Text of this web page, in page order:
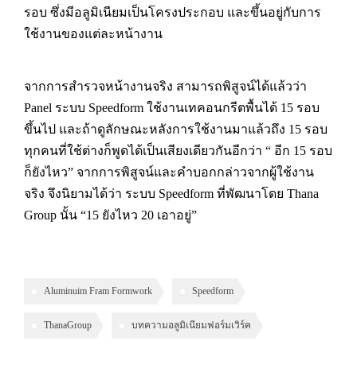
รอบ ซึ่งมีอลูมิเนียมเป็นโครงประกอบ และขึ้นอยู่กับการ
ใช้งานของแต่ละหน้างาน
จากการสำรวจหน้างานจริง สามารถพิสูจน์ได้แล้วว่า
Panel ระบบ Speedform ใช้งานเทคอนกรีตพื้นได้ 15 รอบ
ขึ้นไป และถ้าดูลักษณะหลังการใช้งานมาแล้วถึง 15 รอบ
ทุกคนที่ใช้ต่างก็พูดได้เป็นเสียงเดียวกันอีกว่า “ อีก 15 รอบ
ก็ยังไหว” จากการพิสูจน์และคำบอกกล่าวจากผู้ใช้งาน
จริง จึงนิยามได้ว่า ระบบ Speedform ที่พัฒนาโดย Thana
Group นั้น “15 ยังไหว 20 เอาอยู่”
Aluminuim Fram Formwork Speedform
ThanaGroup บทความอลูมิเนียมฟอร์มเวิร์ค